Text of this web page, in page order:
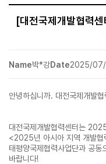
[대전국제개발협력
Name박*강Date2025/
안녕하십니까. 대전국제개발
대전국제개발협력센터는
<2025년 아시아 지역 개발협
태평양국제협력사업단과 공
바랍니다!